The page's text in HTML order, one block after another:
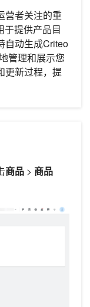
营者关注的重
于提供产品目
自动生成Criteo
管理和展示您
更新过程，提
商品 > 商品